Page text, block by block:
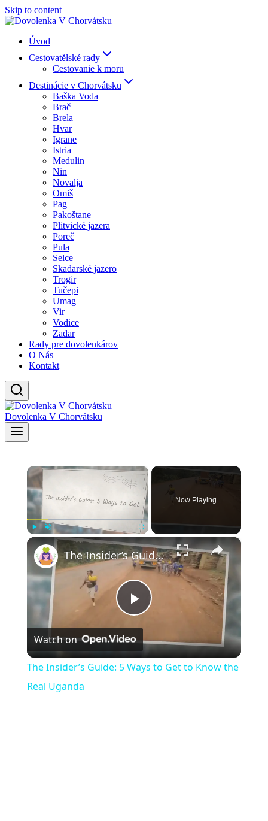
Skip to content
Úvod
Cestovatělské rady
Cestovanie k moru
Destinácie v Chorvátsku
Baška Voda
Brač
Brela
Hvar
Igrane
Istria
Medulin
Nin
Novalja
Omiš
Pag
Pakoštane
Plitvické jazera
Poreč
Pula
Selce
Skadarské jazero
Trogir
Tučepi
Umag
Vir
Vodice
Zadar
Rady pre dovolenkárov
O Nás
Kontakt
Dovolenka V Chorvátsku
×
Unmute Fullscreen
Now Playing
×
Play
Video
The Insider’s Guide: 5 Ways to Get to Know the Real Uganda
Watch on
The Insider’s Guide: 5 Ways to Get to Know the
Real Uganda